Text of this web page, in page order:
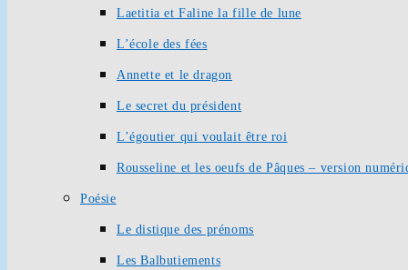
Laetitia et Faline la fille de lune
L’école des fées
Annette et le dragon
Le secret du président
L’égoutier qui voulait être roi
Rousseline et les oeufs de Pâques – version
Poésie
Le distique des prénoms
Les Balbutiements